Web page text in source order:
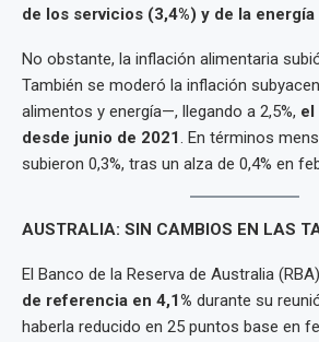
de los servicios (3,4%) y de la energía
No obstante, la inflación alimentaria
También se moderó la inflación
alimentos y energía—, llegando a 2,5%, el
desde junio de 2021. En términos
subieron 0,3%, tras un alza de 0,4% en
AUSTRALIA: SIN CAMBIOS EN LAS
El Banco de la Reserva de Australia (RBA)
de referencia en 4,1% durante su
haberla reducido en 25 puntos base en